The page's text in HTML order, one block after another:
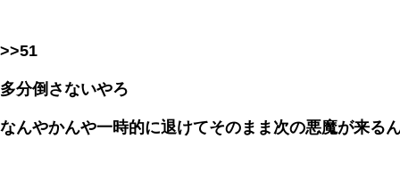
>>51
多分倒さないやろ
なんやかんや一時的に退けてそのまま次の悪魔が来る